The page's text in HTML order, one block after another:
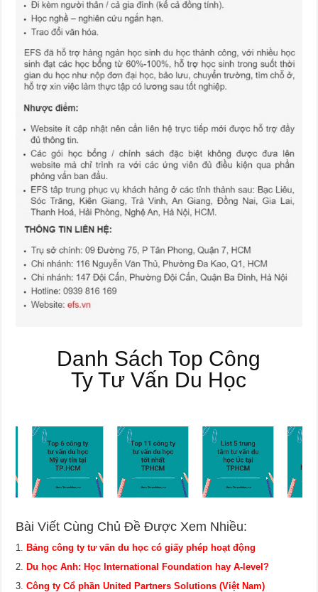
Danh Sách Top Công
Ty Tư Vấn Du Học
Bài Viết Cùng Chủ Đề Được Xem Nhiều:
Bảng công ty tư vấn du học có giấy phép hoạt động
Du học Anh: Học International Foundation hay A-level?
Công ty Cổ phần United Partners Solutions (Việt Nam)